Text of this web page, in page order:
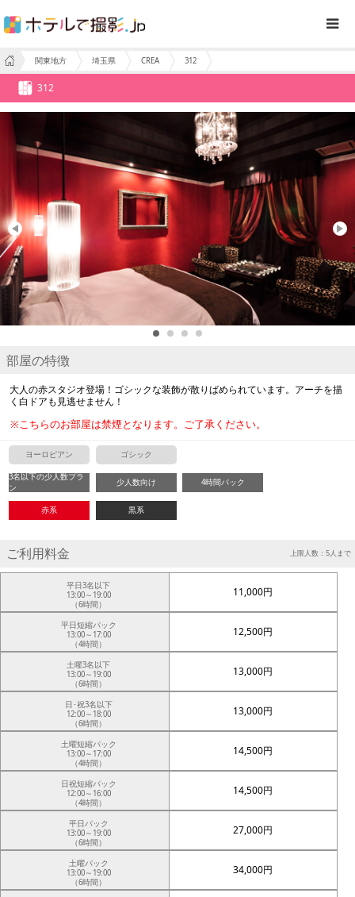
関東地方 埼玉県 CREA 312
312
部屋の特徴
大人の赤スタジオ登場！ゴシックな装飾が散りばめられています。アーチを描
く白ドアも見逃せません！
※こちらのお部屋は禁煙となります。ご了承ください。
ヨーロピアン ゴシック
3名以下の少人数プラ
ン
少人数向け 4時間パック
赤系 黒系
ご利用料金 上限人数：5人まで
平日3名以下
13:00～19:00
（6時間）
11,000円
平日短縮パック
13:00～17:00
（4時間）
12,500円
土曜3名以下
13:00～19:00
（6時間）
13,000円
日･祝3名以下
12:00～18:00
（6時間）
13,000円
土曜短縮パック
13:00～17:00
（4時間）
14,500円
日祝短縮パック
12:00～16:00
（4時間）
14,500円
平日パック
13:00～19:00
（6時間）
27,000円
土曜パック
13:00～19:00
（6時間）
34,000円